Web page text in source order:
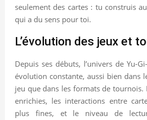
seulement des cartes : tu construis
qui a du sens pour toi.
L’évolution des jeux et
Depuis ses débuts, l’univers de Yu-
évolution constante, aussi bien dans
jeu que dans les formats de tournois.
enrichies, les interactions entre
plus fines, et le niveau de